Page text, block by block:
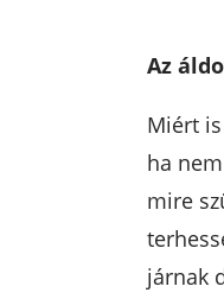
Az
Miért
ha
mire
járnak